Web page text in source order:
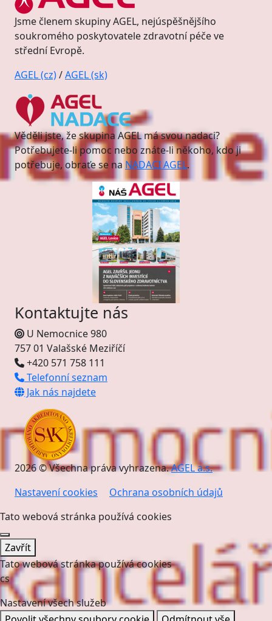
Jsme členem skupiny AGEL, nejúspěšnějšího
soukromého poskytovatele zdravotní péče ve
střední Evropě.
AGEL (cz)/AGEL (sk)
Věděli jste, že skupina AGEL má svou nadaci?
Potřebujete-li pomoc nebo znáte-li někoho, kdo ji
potřebuje, obraťe se na NADACI AGEL.
Kontaktujte nás
U Nemocnice 980
757 01 Valašské Meziříčí
+420 571 758 111
Telefonní seznam
Jak nás najdete
2026 © Všechna práva vyhrazena.AGEL a.s.
Nastavení cookies
Ochrana osobních údajů
Tato webová stránka používá cookies
Zavřít
Tato webová stránka používá cookies
cs
Nastavení všech služeb